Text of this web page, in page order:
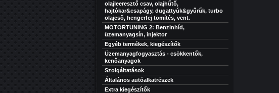
olajleeresztő csav, olajhűtő,
hajtókar&csapágy, dugattyúk&gyűrűk, turbo
olajcső, hengerfej tömítés, vent.
MOTORTUNING 2: Benzinhíd,
üzemanyagsín, injektor
Egyéb termékek, kiegészítők
Üzemanyagfogyasztás - csökkentők,
kenőanyagok
Szolgáltatások
Általános autóalkatrészek
Extra kiegészítők